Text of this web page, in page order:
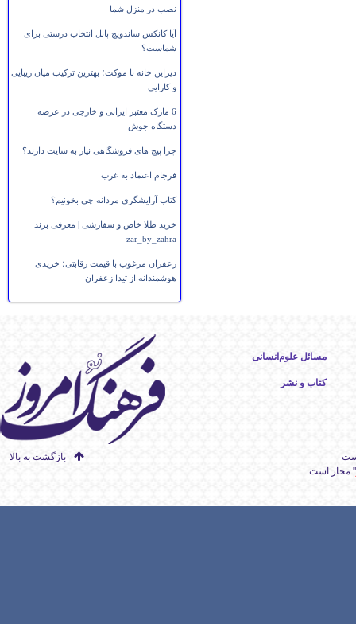
نصب در منزل شما
آیا کانکس ساندویچ پانل انتخاب درستی برای
شماست؟
دیزاین خانه با موکت؛ بهترین ترکیب میان زیبایی
و کارایی
6 مارک معتبر ایرانی و خارجی در عرضه
دستگاه جوش
چرا پیج های فروشگاهی نیاز به سایت دارند؟
فرجام اعتماد به غرب
کتاب آرایشگری مردانه چی بخونیم؟
خرید طلا خاص و سفارشی | معرفی برند
zar_by_zahra
زعفران مرغوب با قیمت رقابتی؛ خریدی
هوشمندانه از تیدا زعفران
مسائل علوم‌انسانی
کتاب و نشر
بازگشت به بالا
" مجاز است